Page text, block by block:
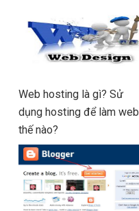
Web hosting là gì? Sử
dụng hosting để làm web
thế nào?